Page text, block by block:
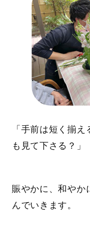
「手前は短く揃
も見て下さる？」
賑やかに、和やか
んでいきます。